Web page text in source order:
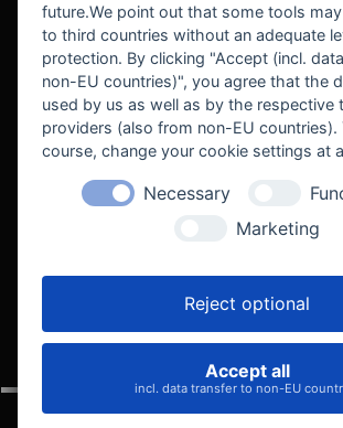
VELOCITY
future.We point out that some tools
to third countries without an adequate
protection. By clicking "Accept (incl.
non-EU countries)", you agree that the
used by us as well as by the respective
providers (also from non-EU countries).
course, change your cookie settings at
Necessary
Marketing
Reject optional
Accept all
incl. data transfer to non-EU